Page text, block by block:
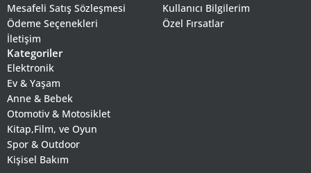
Mesafeli Satış Sözleşmesi
Ödeme Seçenekleri
İletişim
Kullanıcı Bilgilerim
Özel Fırsatlar
Kategoriler
Elektronik
Ev & Yaşam
Anne & Bebek
Otomotiv & Motosiklet
Kitap,Film, ve Oyun
Spor & Outdoor
Kişisel Bakım